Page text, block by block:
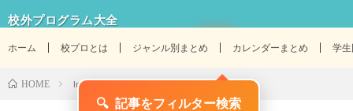
校外プログラム大全
ホーム 校プロとは ジャンル別まとめ カレンダーまとめ 学
HOME Inori&Iori
🔍 記事をフィルター検索